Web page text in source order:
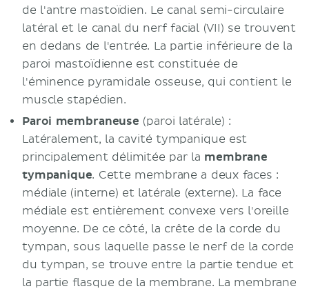
de l'antre mastoïdien. Le canal semi-circulaire
latéral et le canal du nerf facial (VII) se trouvent
en dedans de l'entrée. La partie inférieure de la
paroi mastoïdienne est constituée de
l'éminence pyramidale osseuse, qui contient le
muscle stapédien.
Paroi membraneuse (paroi latérale) :
Latéralement, la cavité tympanique est
principalement délimitée par la membrane
tympanique. Cette membrane a deux faces :
médiale (interne) et latérale (externe). La face
médiale est entièrement convexe vers l'oreille
moyenne. De ce côté, la crête de la corde du
tympan, sous laquelle passe le nerf de la corde
du tympan, se trouve entre la partie tendue et
la partie flasque de la membrane. La membrane